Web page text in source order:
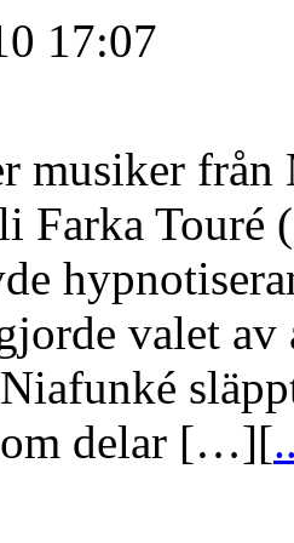
17:07
musiker
Farka Touré
valet av
delar […][